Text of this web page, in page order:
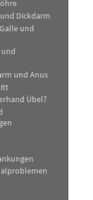
Schmerz-
Dickdarm
und
und Anus
Übel?